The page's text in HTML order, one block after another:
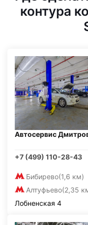
контура
Автосервис
+7 (499) 110-28-43
Бибирево(1,6 км)
Алтуфьево(2,35
Лобненская 4